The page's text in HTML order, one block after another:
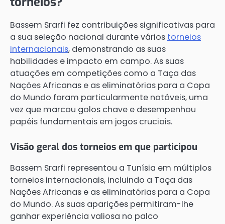
Bassem Srarfi fez contribuições significativas para
a sua seleção nacional durante vários torneios
internacionais, demonstrando as suas
habilidades e impacto em campo. As suas
atuações em competições como a Taça das
Nações Africanas e as eliminatórias para a Copa
do Mundo foram particularmente notáveis, uma
vez que marcou golos chave e desempenhou
papéis fundamentais em jogos cruciais.
Visão geral dos torneios em que participou
Bassem Srarfi representou a Tunísia em múltiplos
torneios internacionais, incluindo a Taça das
Nações Africanas e as eliminatórias para a Copa
do Mundo. As suas aparições permitiram-lhe
ganhar experiência valiosa no palco